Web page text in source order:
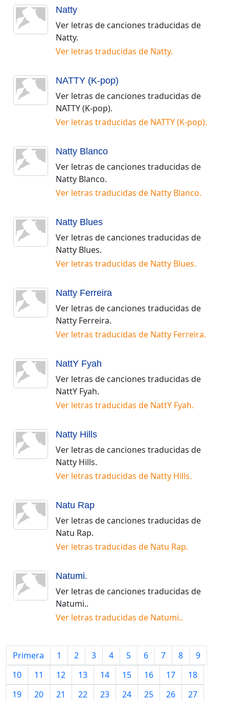
Natty
Ver letras de canciones traducidas de
Natty.
Ver letras traducidas de Natty.
NATTY (K-pop)
Ver letras de canciones traducidas de
NATTY (K-pop).
Ver letras traducidas de NATTY (K-pop).
Natty Blanco
Ver letras de canciones traducidas de
Natty Blanco.
Ver letras traducidas de Natty Blanco.
Natty Blues
Ver letras de canciones traducidas de
Natty Blues.
Ver letras traducidas de Natty Blues.
Natty Ferreira
Ver letras de canciones traducidas de
Natty Ferreira.
Ver letras traducidas de Natty Ferreira.
NattY Fyah
Ver letras de canciones traducidas de
NattY Fyah.
Ver letras traducidas de NattY Fyah.
Natty Hills
Ver letras de canciones traducidas de
Natty Hills.
Ver letras traducidas de Natty Hills.
Natu Rap
Ver letras de canciones traducidas de
Natu Rap.
Ver letras traducidas de Natu Rap.
Natumi.
Ver letras de canciones traducidas de
Natumi..
Ver letras traducidas de Natumi..
Primera 1 2 3 4 5 6 7 8
9
10
11 12 13 14 15 16 17
18
19
20 21 22 23 24 25 26
27